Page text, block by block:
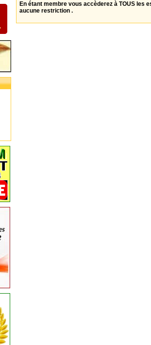
En étant membre vous accèderez à TOUS les
aucune restriction .